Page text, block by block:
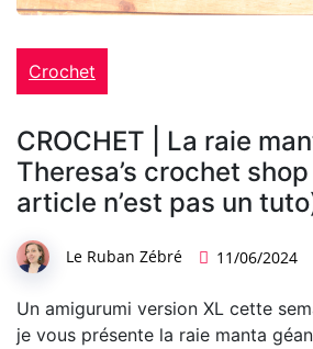
Crochet
CROCHET | La raie
Theresa’s crochet
article n’est pas un
Le Ruban Zébré 11/06/2024
Un amigurumi version XL cette
je vous présente la raie manta